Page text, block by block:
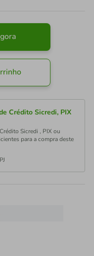
Crédito Sicredi, PIX
Sicredi , PIX ou
para a compra deste